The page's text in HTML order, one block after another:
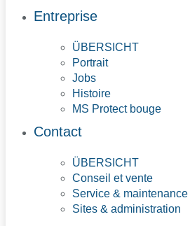
Entreprise
ÜBERSICHT
Portrait
Jobs
Histoire
MS Protect bouge
Contact
ÜBERSICHT
Conseil et vente
Service & maintenance
Sites & administration